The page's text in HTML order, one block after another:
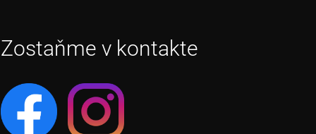
Zostaňme v kontakte